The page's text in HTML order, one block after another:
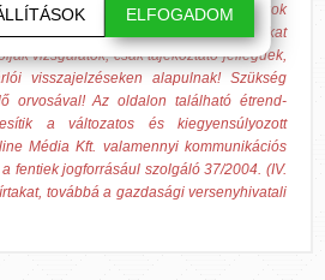
kezelésére, gyógyítására és azok
hatások egyénenként változhatnak, azokat
vizsgálatok, csak tájékoztató jellegűek,
visszajelzéseken alapulnak! Szükség
orvosával! Az oldalon található étrend-
a változatos és kiegyensúlyozott
Média Kft. valamennyi kommunikációs
fentiek jogforrásául szolgáló 37/2004. (IV.
továbbá a gazdasági versenyhivatali
ELFOGADOM